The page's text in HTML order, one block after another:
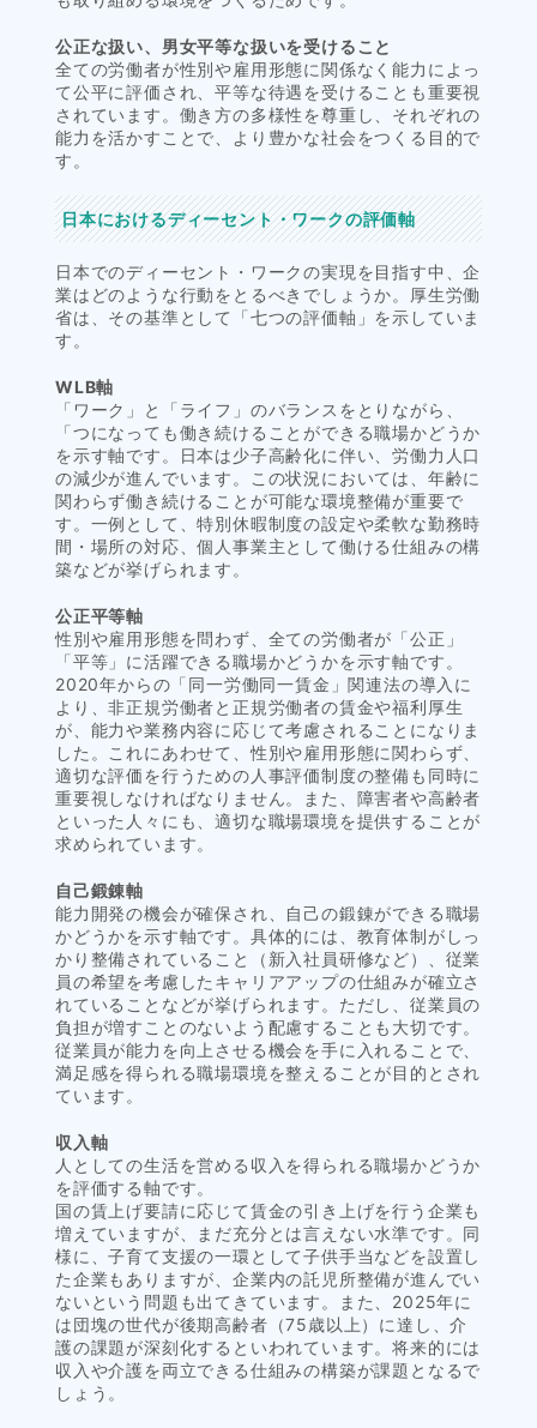
公正な扱い、男女平等な扱いを受けること
全ての労働者が性別や雇用形態に関係なく能力によっ
て公平に評価され、平等な待遇を受けることも重要視
されています。働き方の多様性を尊重し、それぞれの
能力を活かすことで、より豊かな社会をつくる目的で
す。
日本におけるディーセント・ワークの評価軸
日本でのディーセント・ワークの実現を目指す中、企
業はどのような行動をとるべきでしょうか。厚生労働
省は、その基準として「七つの評価軸」を示していま
す。
WLB軸
「ワーク」と「ライフ」のバランスをとりながら、
「つになっても働き続けることができる職場かどうか
を示す軸です。日本は少子高齢化に伴い、労働力人口
の減少が進んでいます。この状況においては、年齢に
関わらず働き続けることが可能な環境整備が重要で
す。一例として、特別休暇制度の設定や柔軟な勤務時
間・場所の対応、個人事業主として働ける仕組みの構
築などが挙げられます。
公正平等軸
性別や雇用形態を問わず、全ての労働者が「公正」
「平等」に活躍できる職場かどうかを示す軸です。
2020年からの「同一労働同一賃金」関連法の導入に
より、非正規労働者と正規労働者の賃金や福利厚生
が、能力や業務内容に応じて考慮されることになりま
した。これにあわせて、性別や雇用形態に関わらず、
適切な評価を行うための人事評価制度の整備も同時に
重要視しなければなりません。また、障害者や高齢者
といった人々にも、適切な職場環境を提供することが
求められています。
自己鍛錬軸
能力開発の機会が確保され、自己の鍛錬ができる職場
かどうかを示す軸です。具体的には、教育体制がしっ
かり整備されていること（新入社員研修など）、従業
員の希望を考慮したキャリアアップの仕組みが確立さ
れていることなどが挙げられます。ただし、従業員の
負担が増すことのないよう配慮することも大切です。
従業員が能力を向上させる機会を手に入れることで、
満足感を得られる職場環境を整えることが目的とされ
ています。
収入軸
人としての生活を営める収入を得られる職場かどうか
を評価する軸です。
国の賃上げ要請に応じて賃金の引き上げを行う企業も
増えていますが、まだ充分とは言えない水準です。同
様に、子育て支援の一環として子供手当などを設置し
た企業もありますが、企業内の託児所整備が進んでい
ないという問題も出てきています。また、2025年に
は団塊の世代が後期高齢者（75歳以上）に達し、介
護の課題が深刻化するといわれています。将来的には
収入や介護を両立できる仕組みの構築が課題となるで
しょう。